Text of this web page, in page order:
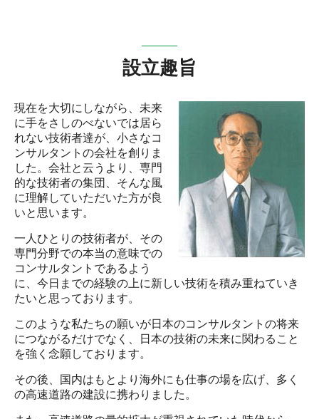
設立趣旨
現在を大切にしながら、未来
に手をさしのべないでは居ら
れない技術者達が、小さなコ
ンサルタントの会社を創りま
した。会社と云うより、専門
的な技術者の集団、そんな風
に理解していただいた方が良
いと思います。
一人ひとりの技術者が、その
専門分野での本当の意味での
コンサルタントであるよう
に、今日までの経験の上に新しい技術を積み重ねていき
たいと思っております。
このような私たちの願いが日本のコンサルタントの将来
につながるだけでなく、日本の技術の未来に関わること
を強く念願しております。
その後、国内はもとより海外にも仕事の場を広げ、多く
の高速道路の建設に携わりました。